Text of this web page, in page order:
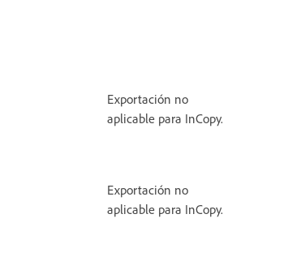
Exportación no
aplicable para InCopy.
Exportación no
aplicable para InCopy.